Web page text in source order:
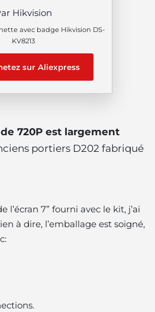
Hikvision
avec badge Hikvision DS-
KV8213
sur Aliexpress
720P est largement
portiers D202 fabriqué
l’écran 7” fourni avec le kit, j’ai
à dire, l’emballage est soigné,